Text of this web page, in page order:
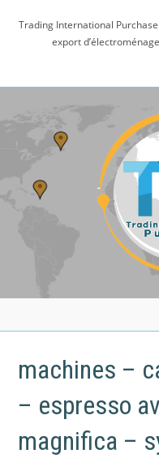
Trading International
export
machines –
– espresso
magnifica –